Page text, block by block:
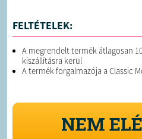
FELTÉTELEK:
A megrendelt termék átlagosan
kiszállításra kerül
A termék forgalmazója a Classic
NEM